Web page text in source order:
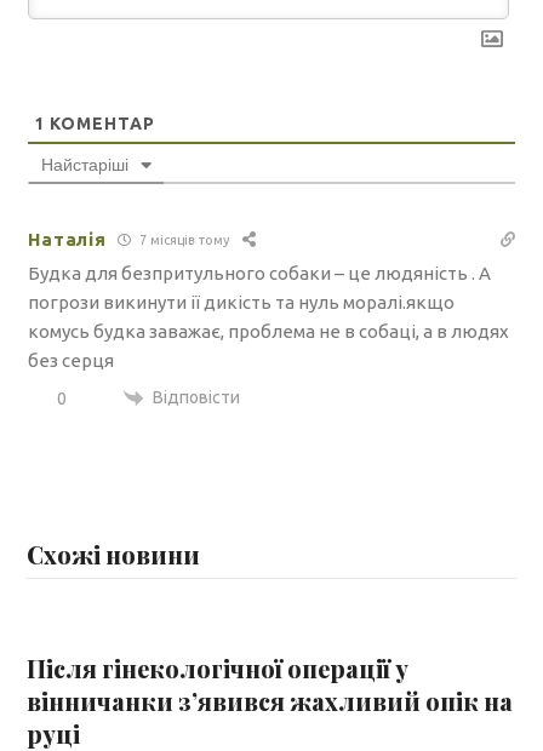
1 КОМЕНТАР
Найстаріші
Наталія 7 місяців тому
Будка для безпритульного собаки – це людяність . А
погрози викинути ії дикість та нуль моралі.якщо
комусь будка заважає, проблема не в собаці, а в людях
без серця
0 Відповісти
Схожі новини
Після гінекологічної операції у
вінничанки з’явився жахливий опік на
руці